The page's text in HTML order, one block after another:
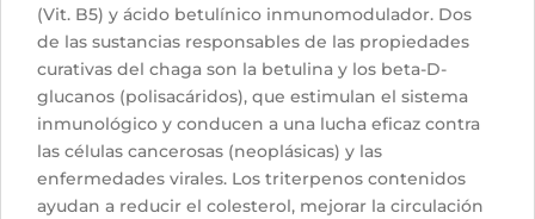
(Vit. B5) y ácido betulínico inmunomodulador. Dos
de las sustancias responsables de las propiedades
curativas del chaga son la betulina y los beta-D-
glucanos (polisacáridos), que estimulan el sistema
inmunológico y conducen a una lucha eficaz contra
las células cancerosas (neoplásicas) y las
enfermedades virales. Los triterpenos contenidos
ayudan a reducir el colesterol, mejorar la circulación